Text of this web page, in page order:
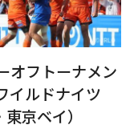
オフトーナメン
イルドナイツ
京ベイ）